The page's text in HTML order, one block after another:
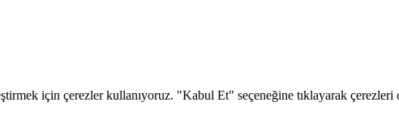
için çerezler kullanıyoruz. "Kabul Et" seçeneğine tıklayarak